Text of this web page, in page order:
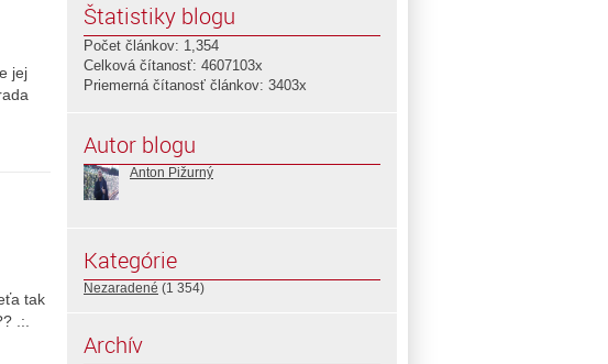
jej
tak
.:.
Štatistiky blogu
Počet článkov: 1,354
Celková čítanosť: 4607103x
Priemerná čítanosť článkov: 3403x
Autor blogu
Anton Pižurný
Kategórie
Nezaradené (1 354)
Archív